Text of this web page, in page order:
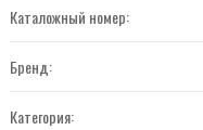
Каталожный номер:
Бренд:
Категория: